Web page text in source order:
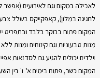
לאכילה במקום וגם לאירועים (אפשר
לחגיגה במלון), קאפקייקס בשלל
המקום פתוח בבוקר בלבד ובתפריט
מנות טבעוניות וגם קינוחים ומנות
וילדים יכולים להגיע גם לסדנאות